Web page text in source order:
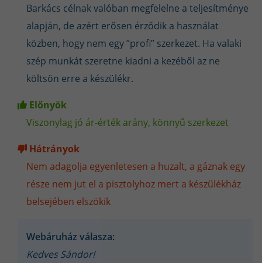
elegendő, ha a gép megfelelő teljesítménnyel és
feszültséggel dolgozik.
Hogyan működik az egyfázisú
Egy normál
230V-os egyfázisú hálózatnak fizikai korlátai
, amelyeket nem lehet figyelmen kívül hagyni.
Nézzük meg, milyen teljesítmények kinyerhetők belőle:
200A – még reális egyfázisról
200A-es inverteres hegesztőgép
kimenő feszültsége
25-26V, tehát a kimeneti teljesítmény:
200A × 25V = 5000W (5 kW)
kW teljesítményt kell felvennie.
Barkács célnak valóban megfelelne a teljesítménye
alapján, de azért erősen érződik a használat
közben, hogy nem egy ”profi” szerkezet. Ha valaki
szép munkát szeretne kiadni a kezéből az ne
költsön erre a készülékr.
Előnyök
Viszonylag jó ár-érték arány, könnyű szerkezet
Hátrányok
Nem adagolja egyenletesen a huzalt, a gáznak egy
része nem jut el a pisztolyhoz mert a készülékház
belsejében elszökik
Webáruház válasza:
Kedves Sándor!